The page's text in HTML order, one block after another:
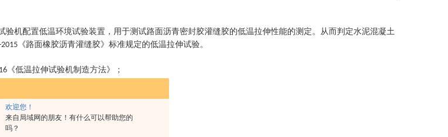
欢迎您！
来自局域网的朋友！有什么可以帮助您的
吗？
验机配置低温环境试验装置 ， 用于测试路面沥青密封胶灌缝胶的低温拉伸性能的测定。 从而判定水泥混凝土
2015 《路面橡胶沥青灌缝胶》标准规定的低温拉伸试验。
《低温拉伸试验机制造方法》
；
胶沥青灌缝胶》